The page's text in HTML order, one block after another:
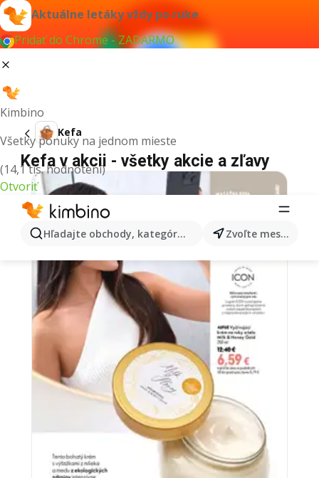
Aktuálne letáky vždy po ruke
Pridať do Chrome - ZADARMO
Kimbino
Všetky ponuky na jednom mieste
(14,1 tis. hodnotení)
Otvoriť
Hľadajte obchody, kategórie, produkty... Zvoľte mesto
Kefa
Kefa v akcii - všetky akcie a zľavy